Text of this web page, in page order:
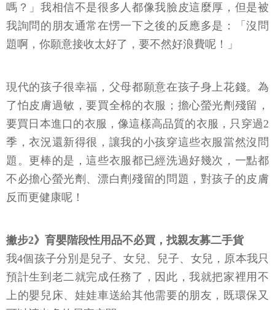
嗎？」我相信不是很多人都像我臉皮這麼厚，但是被
我詢問的朋友通常在愣一下之後的反應多是：「沒問
題啊，你願意接收太好了，要不然好浪費呢！」
現代的孩子很幸福，父母都願意在孩子身上花錢。為
了怕皮膚過敏，要買全棉的衣服；擔心螢光劑殘留，
要買日本進口的衣服，像這樣高品質的衣服，只穿過2
季，衣況還新得很，讓我的小孩穿這些衣服當然沒問
題。更棒的是，這些衣服都已經洗過好幾次，一點都
不必擔心螢光劑、漂白劑殘留的問題，對孩子的皮膚
反而更健康呢！
撇步2》育嬰階段性用品不必買，找親友募二手貨
我4個孩子分別是兒子、女兒、兒子、女兒，原本我只
預計生到老二就完成任務了，因此，我就把家裡用不
上的嬰兒床、娃娃車送給其他需要的朋友，既環保又